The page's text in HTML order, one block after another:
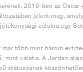
2019-ben az
jelent meg,
célokra egy
már több mint három
mint valaha. A Jordan
státuszának